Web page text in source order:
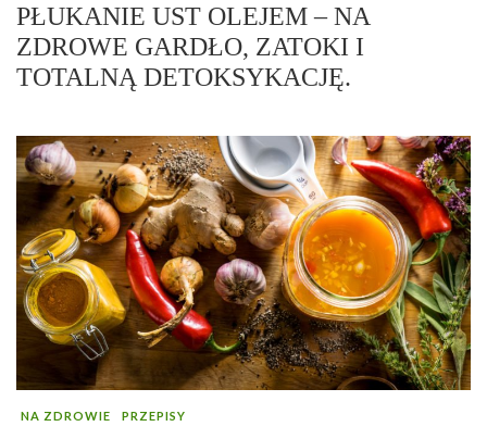
PŁUKANIE UST OLEJEM – NA
ZDROWE GARDŁO, ZATOKI I
TOTALNĄ DETOKSYKACJĘ.
NA ZDROWIE PRZEPISY